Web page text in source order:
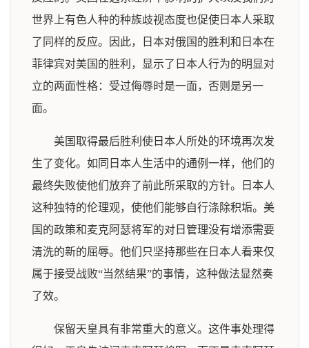
世界上有色人种的种族歧视态度也促使日本人采取
了同样的反应。因此，日本对俄国的胜利和日本在
菲律宾对美国的胜利，显示了日本人行为的明显对
立的两面性格：受过侮辱时是一面，否则是另一
面。
美国取得最后胜利使日本人所处的环境再次发
生了变化。如同日本人生活中的通例一样，他们的
最终失败使他们放弃了前此所采取的方针。日本人
这种独特的伦理观，使他们能够自行涤除积垢。美
国的政策和麦克阿瑟将军的对日管理没有增添需要
清洗的新的屈辱。他们只坚持那些在日本人看来仅
属于接受战败“当然结果”的事情，这种做法显然奏
了效。
保留天皇具有非常重大的意义。这件事处理得